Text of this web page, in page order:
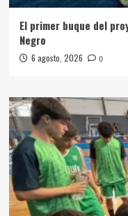
El primer buque del
Negro
6 agosto, 2026 0